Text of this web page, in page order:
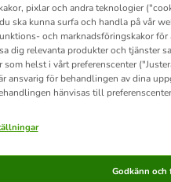
Cat
pixlar och andra teknologier
ska kunna surfa och handla på vår
och marknadsföringskakor
dig relevanta produkter och tjänster
som helst i vårt preferenscenter
ansvarig för behandlingen av dina
hänvisas till
Godkänn och